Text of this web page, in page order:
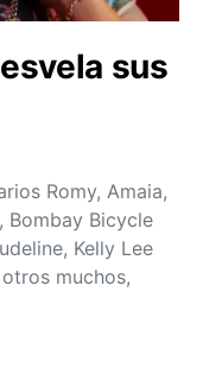
sus
Romy, Amaia,
Bombay Bicycle
Kelly Lee
muchos,